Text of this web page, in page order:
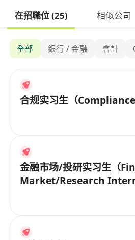
在招職位 (25) 相似公司
全部 銀行 / 金融 會計
合规实习生（
金融市场/投研实习生（
Market/Research Intern